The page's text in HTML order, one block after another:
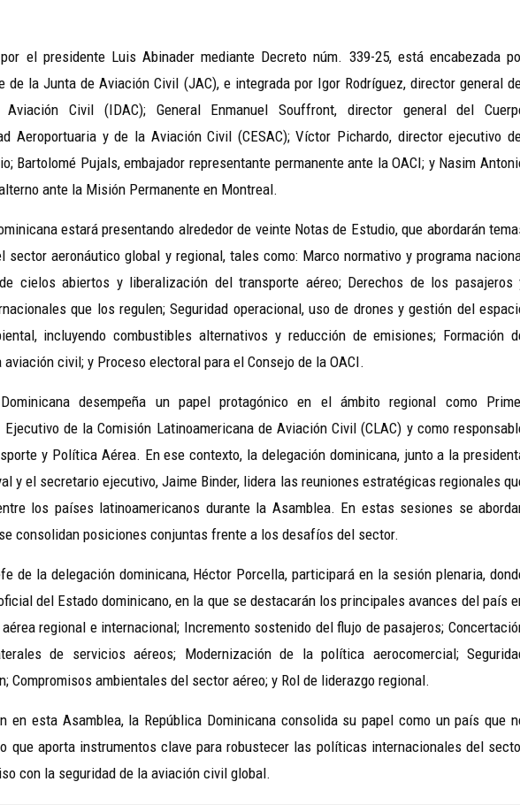
el presidente Luis Abinader mediante Decreto núm. 339-25, está encabezada
de la Junta de Aviación Civil (JAC), e integrada por Igor Rodríguez, director general
Civil (IDAC); General Enmanuel Souffront, director general del
Aeroportuaria y de la Aviación Civil (CESAC); Víctor Pichardo, director ejecutivo
Bartolomé Pujals, embajador representante permanente ante la OACI; y Nasim
ante la Misión Permanente en Montreal.
estará presentando alrededor de veinte Notas de Estudio, que abordarán
sector aeronáutico global y regional, tales como: Marco normativo y programa
cielos abiertos y liberalización del transporte aéreo; Derechos de los pasajeros
que los regulen; Seguridad operacional, uso de drones y gestión del
incluyendo combustibles alternativos y reducción de emisiones; Formación
civil; y Proceso electoral para el Consejo de la OACI.
desempeña un papel protagónico en el ámbito regional como
de la Comisión Latinoamericana de Aviación Civil (CLAC) y como
y Política Aérea. En ese contexto, la delegación dominicana, junto a la
y el secretario ejecutivo, Jaime Binder, lidera las reuniones estratégicas regionales
los países latinoamericanos durante la Asamblea. En estas sesiones se
consolidan posiciones conjuntas frente a los desafíos del sector.
de la delegación dominicana, Héctor Porcella, participará en la sesión plenaria,
del Estado dominicano, en la que se destacarán los principales avances del país
regional e internacional; Incremento sostenido del flujo de pasajeros;
de servicios aéreos; Modernización de la política aerocomercial;
Compromisos ambientales del sector aéreo; y Rol de liderazgo regional.
en esta Asamblea, la República Dominicana consolida su papel como un país que
que aporta instrumentos clave para robustecer las políticas internacionales del
con la seguridad de la aviación civil global.